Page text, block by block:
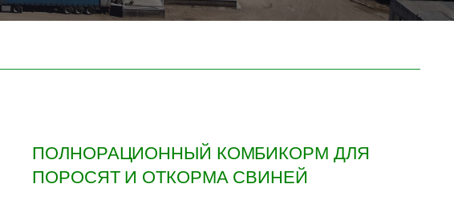
ПОЛНОРАЦИОННЫЙ КОМБИКОРМ ДЛЯ
ПОРОСЯТ И ОТКОРМА СВИНЕЙ